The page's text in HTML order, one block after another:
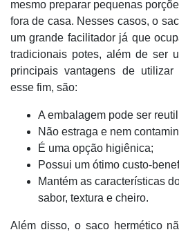
mesmo preparar pequenas
fora de casa. Nesses casos, o
um grande facilitador já que
tradicionais potes, além de ser
principais vantagens de
esse fim, são:
A embalagem pode ser
Não estraga e nem
É uma opção higiênica;
Possui um ótimo custo-
Mantém as características
sabor, textura e cheiro.
Além disso, o saco hermético